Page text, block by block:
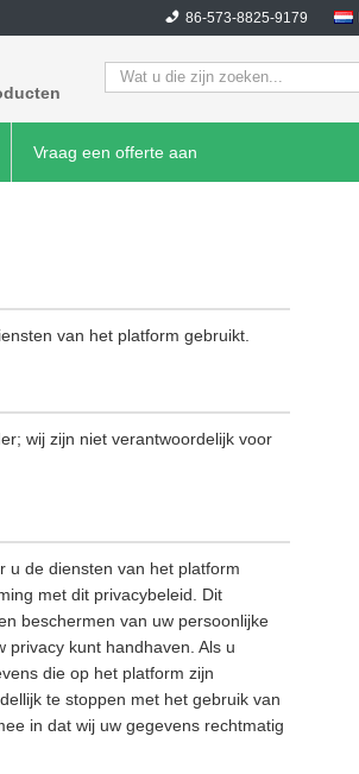
86-573-8825-9179
Vraag een offerte aan
van het platform gebruikt.
wij zijn niet verantwoordelijk voor
u de diensten van het platform
met dit privacybeleid. Dit
beschermen van uw persoonlijke
privacy kunt handhaven. Als u
die op het platform zijn
te stoppen met het gebruik van
in dat wij uw gegevens rechtmatig